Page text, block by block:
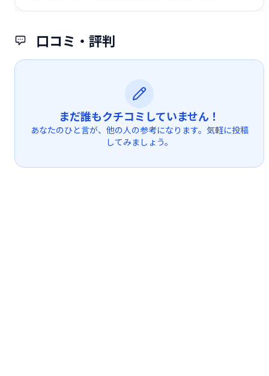
口コミ・評判
まだ誰もクチコミしていません！
あなたのひと言が、他の人の参考になります。気軽に投稿
してみましょう。